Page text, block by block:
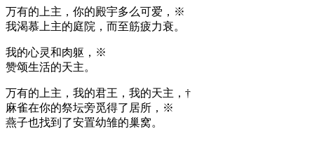
万有的上主，你的殿宇多么可爱，※
我渴慕上主的庭院，而至筋疲力衰。
我的心灵和肉躯，※
赞颂生活的天主。
万有的上主，我的君王，我的天主，†
麻雀在你的祭坛旁觅得了居所，※
燕子也找到了安置幼雏的巢窝。